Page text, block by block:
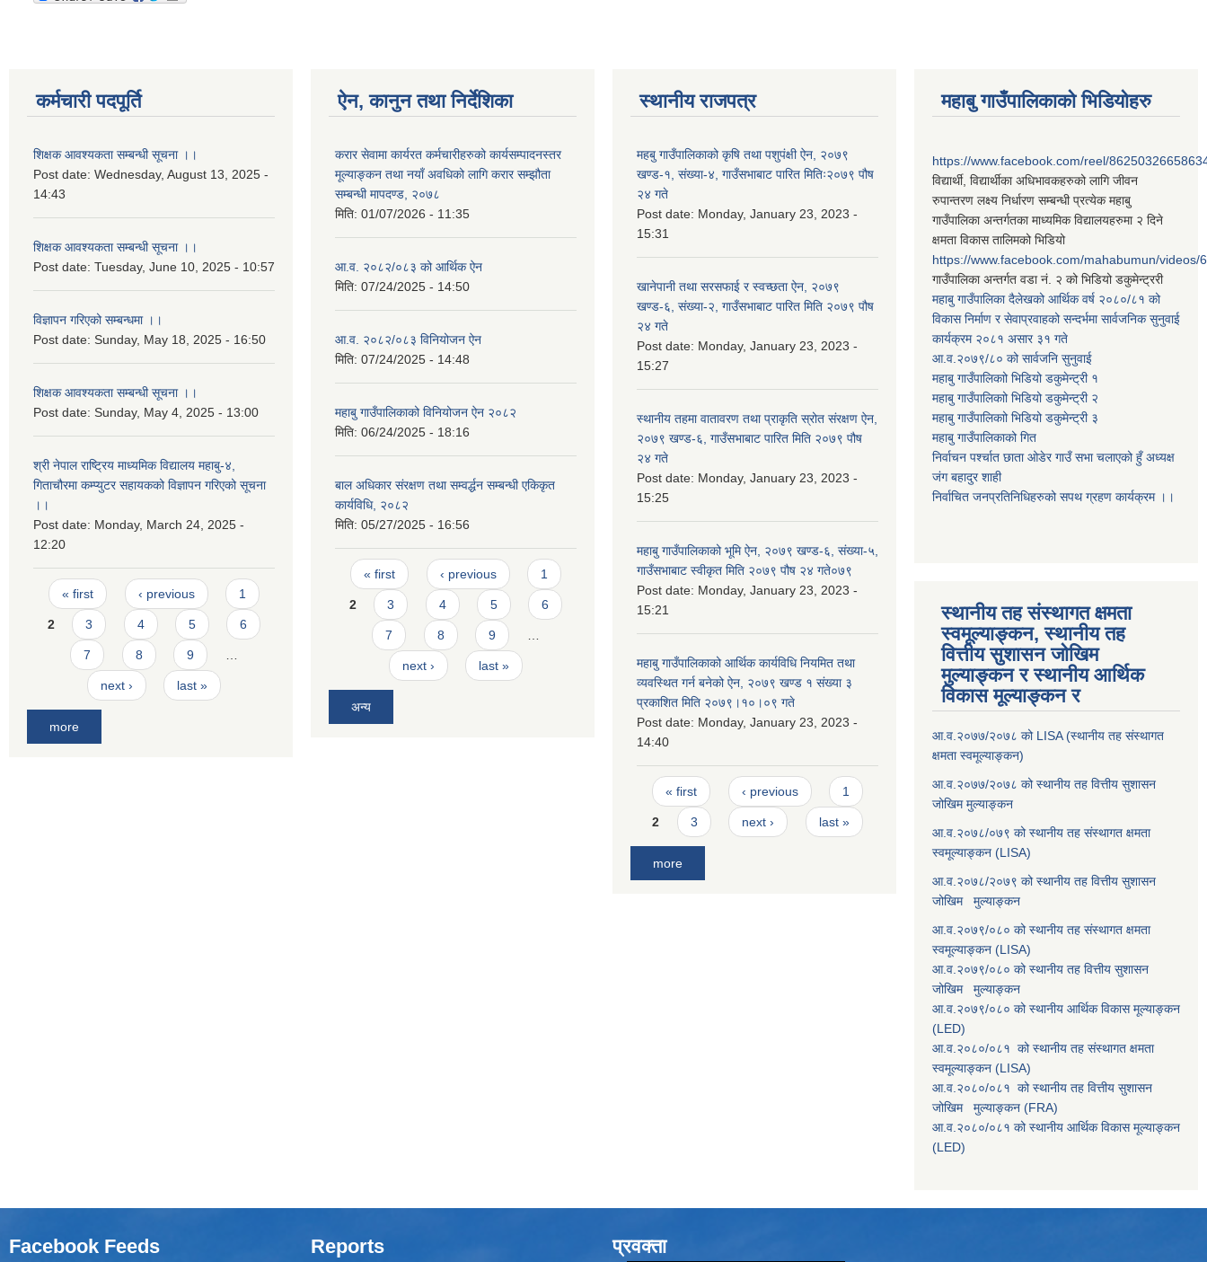
कर्मचारी पदपूर्ति
शिक्षक आवश्यकता सम्बन्धी सूचना ।।
Post date: Wednesday, August 13, 2025 -
14:43
शिक्षक आवश्यकता सम्बन्धी सूचना ।।
Post date: Tuesday, June 10, 2025 - 10:57
विज्ञापन गरिएको सम्बन्धमा ।।
Post date: Sunday, May 18, 2025 - 16:50
शिक्षक आवश्यकता सम्बन्धी सूचना ।।
Post date: Sunday, May 4, 2025 - 13:00
श्री नेपाल राष्ट्रिय माध्यमिक विद्यालय महाबु-४,
गिताचौरमा कम्प्युटर सहायकको विज्ञापन गरिएको सूचना
।।
Post date: Monday, March 24, 2025 -
12:20
Pages
« first ‹ previous 1
2 3 4 5 6
7 8 9
next › last »
more
ऐन, कानुन तथा निर्देशिका
करार सेवामा कार्यरत कर्मचारीहरुको कार्यसम्पादनस्तर
मूल्याङ्कन तथा नयाँ अवधिको लागि करार सम्झौता
सम्बन्धी मापदण्ड, २०७८
मिति: 01/07/2026 - 11:35
आ.व. २०८२/०८३ को आर्थिक ऐन
मिति: 07/24/2025 - 14:50
आ.व. २०८२/०८३ विनियोजन ऐन
मिति: 07/24/2025 - 14:48
महाबु गाउँपालिकाको विनियोजन ऐन २०८२
मिति: 06/24/2025 - 18:16
बाल अधिकार संरक्षण तथा सम्वर्द्धन सम्बन्धी एकिकृत
कार्यविधि, २०८२
मिति: 05/27/2025 - 16:56
Pages
« first ‹ previous 1
2 3 4 5 6
7 8 9
next › last »
अन्य
स्थानीय राजपत्र
महबु गाउँपालिकाको कृषि तथा पशुपंक्षी ऐन, २०७९
खण्ड-१, संख्या-४, गाउँसभाबाट पारित मितिः२०७९ पौष
२४ गते
Post date: Monday, January 23, 2023 -
15:31
खानेपानी तथा सरसफाई र स्वच्छता ऐन, २०७९
खण्ड-६, संख्या-२, गाउँसभाबाट पारित मिति २०७९ पौष
२४ गते
Post date: Monday, January 23, 2023 -
15:27
स्थानीय तहमा वातावरण तथा प्राकृति स्रोत संरक्षण ऐन,
२०७९ खण्ड-६, गाउँसभाबाट पारित मिति २०७९ पौष
२४ गते
Post date: Monday, January 23, 2023 -
15:25
महाबु गाउँपालिकाको भूमि ऐन, २०७९ खण्ड-६, संख्या-५,
गाउँसभाबाट स्वीकृत मिति २०७९ पौष २४ गते०७९
Post date: Monday, January 23, 2023 -
15:21
महाबु गाउँपालिकाको आर्थिक कार्यविधि नियमित तथा
व्यवस्थित गर्न बनेको ऐन, २०७९ खण्ड १ संख्या ३
प्रकाशित मिति २०७९।१०।०९ गते
Post date: Monday, January 23, 2023 -
14:40
Pages
« first ‹ previous 1
2 3 next › last »
more
महाबु गाउँपालिकाको भिडियोहरु
https://www.facebook.com/reel/
विद्यार्थी, विद्यार्थीका अधिभावकहरुको लागि जीवन
रुपान्तरण लक्ष्य निर्धारण सम्बन्धी प्रत्येक महाबु
गाउँपालिका अन्तर्गतका माध्यमिक विद्यालयहरुमा २ दिने
क्षमता विकास तालिमको भिडियो
https://www.facebook.com/mahabumun/videos/
गाउँपालिका अन्तर्गत वडा नं. २ को भिडियो डकुमेन्ट्ररी
महाबु गाउँपालिका दैलेखको आर्थिक वर्ष २०८०/८१ को
विकास निर्माण र सेवाप्रवाहको सन्दर्भमा सार्वजनिक सुनुवाई
कार्यक्रम २०८१ असार ३१ गते
आ.व.२०७९/८० को सार्वजनि सुनुवाई
महाबु गाउँपालिकाो भिडियो डकुमेन्ट्री १
महाबु गाउँपालिकाो भिडियो डकुमेन्ट्री २
महाबु गाउँपालिकाो भिडियो डकुमेन्ट्री ३
महाबु गाउँपालिकाको गित
निर्वाचन पर्श्चात छाता ओडेर गाउँ सभा चलाएको हुँ अध्यक्ष
जंग बहादुर शाही
निर्वाचित जनप्रतिनिधिहरुको सपथ ग्रहण कार्यक्रम ।।
स्थानीय तह संस्थागत क्षमता
स्वमूल्याङ्कन, स्थानीय तह
वित्तीय सुशासन जोखिम
मुल्याङ्कन र स्थानीय आर्थिक
विकास मूल्याङ्कन र
आ.व.२०७७/२०७८ को LISA (स्थानीय तह संस्थागत
क्षमता स्वमूल्याङ्कन)
आ.व.२०७७/२०७८ को स्थानीय तह वित्तीय सुशासन
जोखिम मुल्याङ्कन
आ.व.२०७८/०७९ को स्थानीय तह संस्थागत क्षमता
स्वमूल्याङ्कन (LISA)
आ.व.२०७८/२०७९ को स्थानीय तह वित्तीय सुशासन
जोखिम मुल्याङ्कन
आ.व.२०७९/०८० को स्थानीय तह संस्थागत क्षमता
स्वमूल्याङ्कन (LISA)
आ.व.२०७९/०८० को स्थानीय तह वित्तीय सुशासन
जोखिम मुल्याङ्कन
आ.व.२०७९/०८० को स्थानीय आर्थिक विकास मूल्याङ्कन
(LED)
आ.व.२०८०/०८१ को स्थानीय तह संस्थागत क्षमता
स्वमूल्याङ्कन (LISA)
आ.व.२०८०/०८१ को स्थानीय तह वित्तीय सुशासन
जोखिम मुल्याङ्कन (FRA)
आ.व.२०८०/०८१ को स्थानीय आर्थिक विकास मूल्याङ्कन
(LED)
Facebook Feeds Reports प्रवक्ता